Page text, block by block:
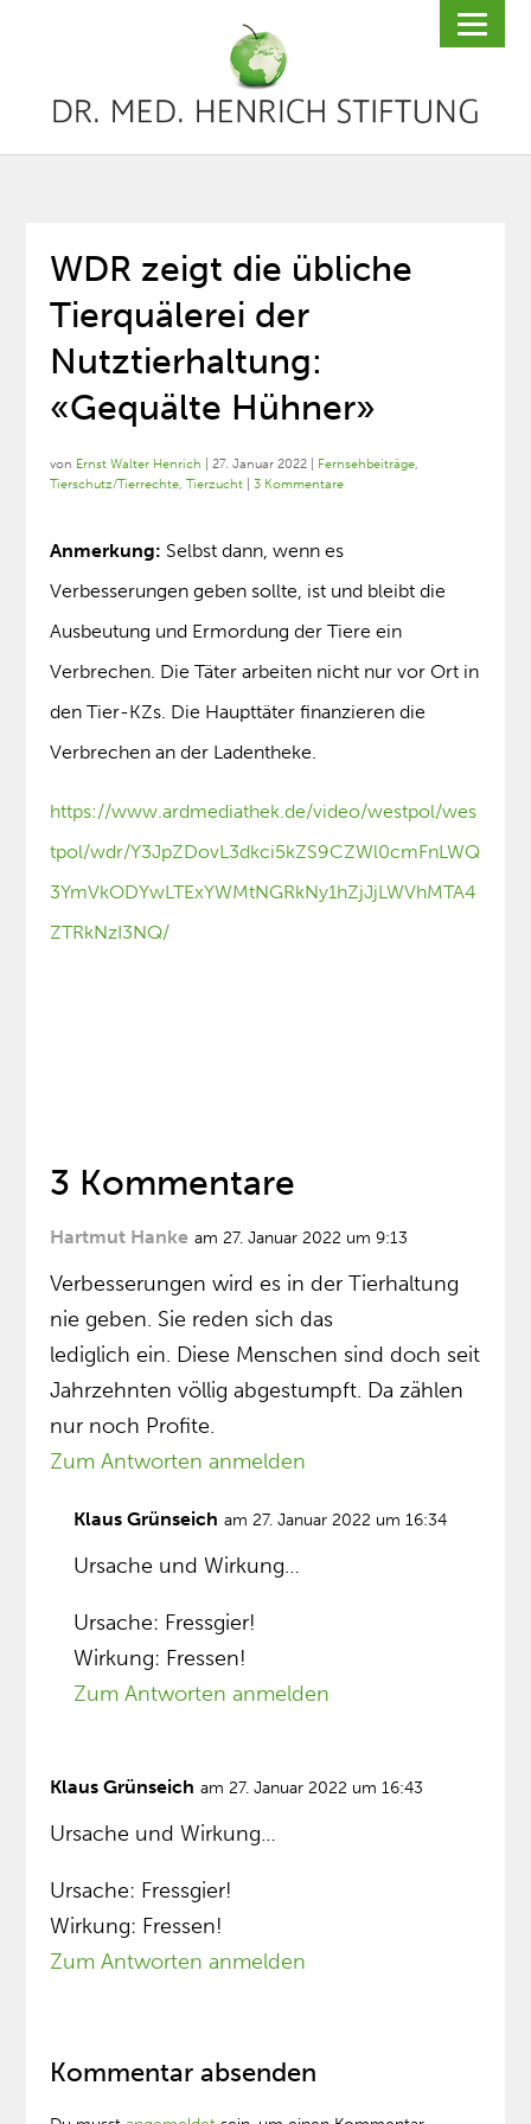
WDR zeigt die übliche
Tierquälerei der
Nutztierhaltung:
«Gequälte Hühner»
von Ernst Walter Henrich |27. Januar 2022 Fernsehbeiträge,
Tierschutz/Tierrechte,Tierzucht |3 Kommentare
Anmerkung: Selbst dann, wenn es
Verbesserungen geben sollte, ist und bleibt die
Ausbeutung und Ermordung der Tiere ein
Verbrechen. Die Täter arbeiten nicht nur vor Ort in
den Tier-KZs. Die Haupttäter finanzieren die
Verbrechen an der Ladentheke.
https://www.ardmediathek.de/video/westpol/wes
tpol/wdr/Y3JpZDovL3dkci5kZS9CZWl0cmFnLWQ
3YmVkODYwLTExYWMtNGRkNy1hZjJjLWVhMTA4
ZTRkNzI3NQ/
3 Kommentare
Hartmut Hanke am 27. Januar 2022 um 9:13
Verbesserungen wird es in der Tierhaltung
nie geben. Sie reden sich das
lediglich ein. Diese Menschen sind doch seit
Jahrzehnten völlig abgestumpft. Da zählen
nur noch Profite.
Zum Antworten anmelden
Klaus Grünseich am 27. Januar 2022 um 16:34
Ursache und Wirkung…
Ursache: Fressgier!
Wirkung: Fressen!
Zum Antworten anmelden
Klaus Grünseich am 27. Januar 2022 um 16:43
Ursache und Wirkung…
Ursache: Fressgier!
Wirkung: Fressen!
Zum Antworten anmelden
Kommentar absenden